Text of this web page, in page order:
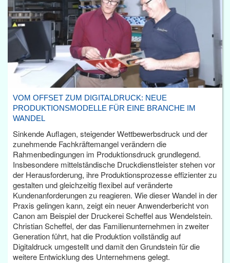
VOM OFFSET ZUM DIGITALDRUCK: NEUE
PRODUKTIONSMODELLE FÜR EINE BRANCHE IM
WANDEL
Sinkende Auflagen, steigender Wettbewerbsdruck und der
zunehmende Fachkräftemangel verändern die
Rahmenbedingungen im Produktionsdruck grundlegend.
Insbesondere mittelständische Druckdienstleister stehen vor
der Herausforderung, ihre Produktionsprozesse effizienter zu
gestalten und gleichzeitig flexibel auf veränderte
Kundenanforderungen zu reagieren. Wie dieser Wandel in der
Praxis gelingen kann, zeigt ein neuer Anwenderbericht von
Canon am Beispiel der Druckerei Scheffel aus Wendelstein.
Christian Scheffel, der das Familienunternehmen in zweiter
Generation führt, hat die Produktion vollständig auf
Digitaldruck umgestellt und damit den Grundstein für die
weitere Entwicklung des Unternehmens gelegt.